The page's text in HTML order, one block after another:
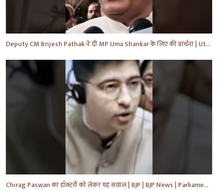
Deputy CM Brijesh Pathak ने दी MP Uma Shankar के लिए की प्रार्थना | Uttar Pradesh News #shorts #yt
Chirag Paswan का डॉक्टरों को लेकर यह सवाल | BJP | BJP News | Parliament | #shorts #ytnewshorts #yt